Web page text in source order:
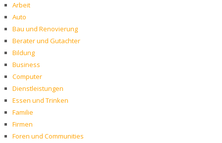
Arbeit
Auto
Bau und Renovierung
Berater und Gutachter
Bildung
Business
Computer
Dienstleistungen
Essen und Trinken
Familie
Firmen
Foren und Communities